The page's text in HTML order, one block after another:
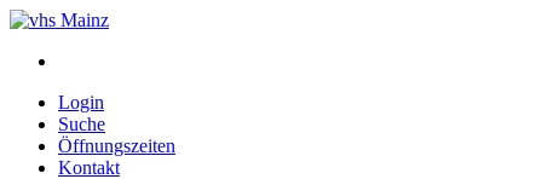
Login
Suche
Öffnungszeiten
Kontakt